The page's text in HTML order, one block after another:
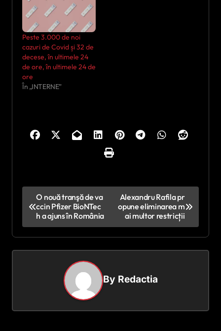
Peste 3.000 de noi
cazuri de Covid și 32 de
decese, în ultimele 24
de ore, în ultimele 24 de
ore
În „INTERNE”
v
e
O nouă tranşă de va
ccin Pfizer BioNTec
h a ajuns în România
Alexandru Rafila pr
opune eliminarea m
ai multor restricții
By Redactia